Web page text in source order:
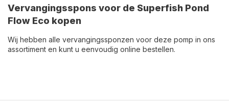
Vervangingsspons voor de Superfish Pond
Flow Eco kopen
Wij hebben alle vervangingssponzen voor deze pomp in ons
assortiment en kunt u eenvoudig online bestellen.